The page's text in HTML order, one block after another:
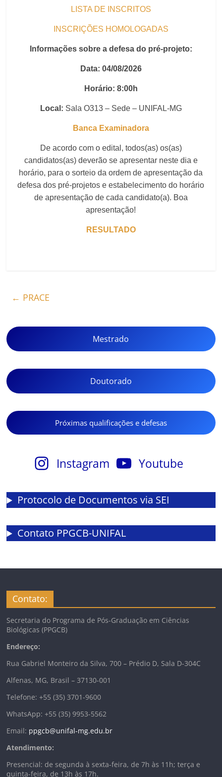
LISTA DE INSCRITOS
INSCRIÇÕES HOMOLOGADAS
Informações sobre a defesa do pré-projeto:
Data: 04/08/2026
Horário: 8:00h
Local: Sala O313 – Sede – UNIFAL-MG
Banca Examinadora
De acordo com o edital, todos(as) os(as)
candidatos(as) deverão se apresentar neste dia e
horário, para o sorteio da ordem de apresentação da
defesa dos pré-projetos e estabelecimento do horário
de apresentação de cada candidato(a). Boa
apresentação!
RESULTADO
← PRACE
Mestrado
Doutorado
Próximas qualificações e defesas
Instagram Youtube
Protocolo de Documentos via SEI
Contato PPGCB-UNIFAL
Contato:
Secretaria do Programa de Pós-Graduação em Ciências
Biológicas (PPGCB)
Endereço:
Rua Gabriel Monteiro da Silva, 700 – Prédio D, Sala D-304C
Alfenas, MG, Brasil – 37130-001
Telefone: +55 (35) 3701-9600
WhatsApp: +55 (35) 9953-5562
Email: ppgcb@unifal-mg.edu.br
Atendimento:
Presencial: de segunda à sexta-feira, de 7h às 11h; terça e
quinta-feira, de 13h às 17h.